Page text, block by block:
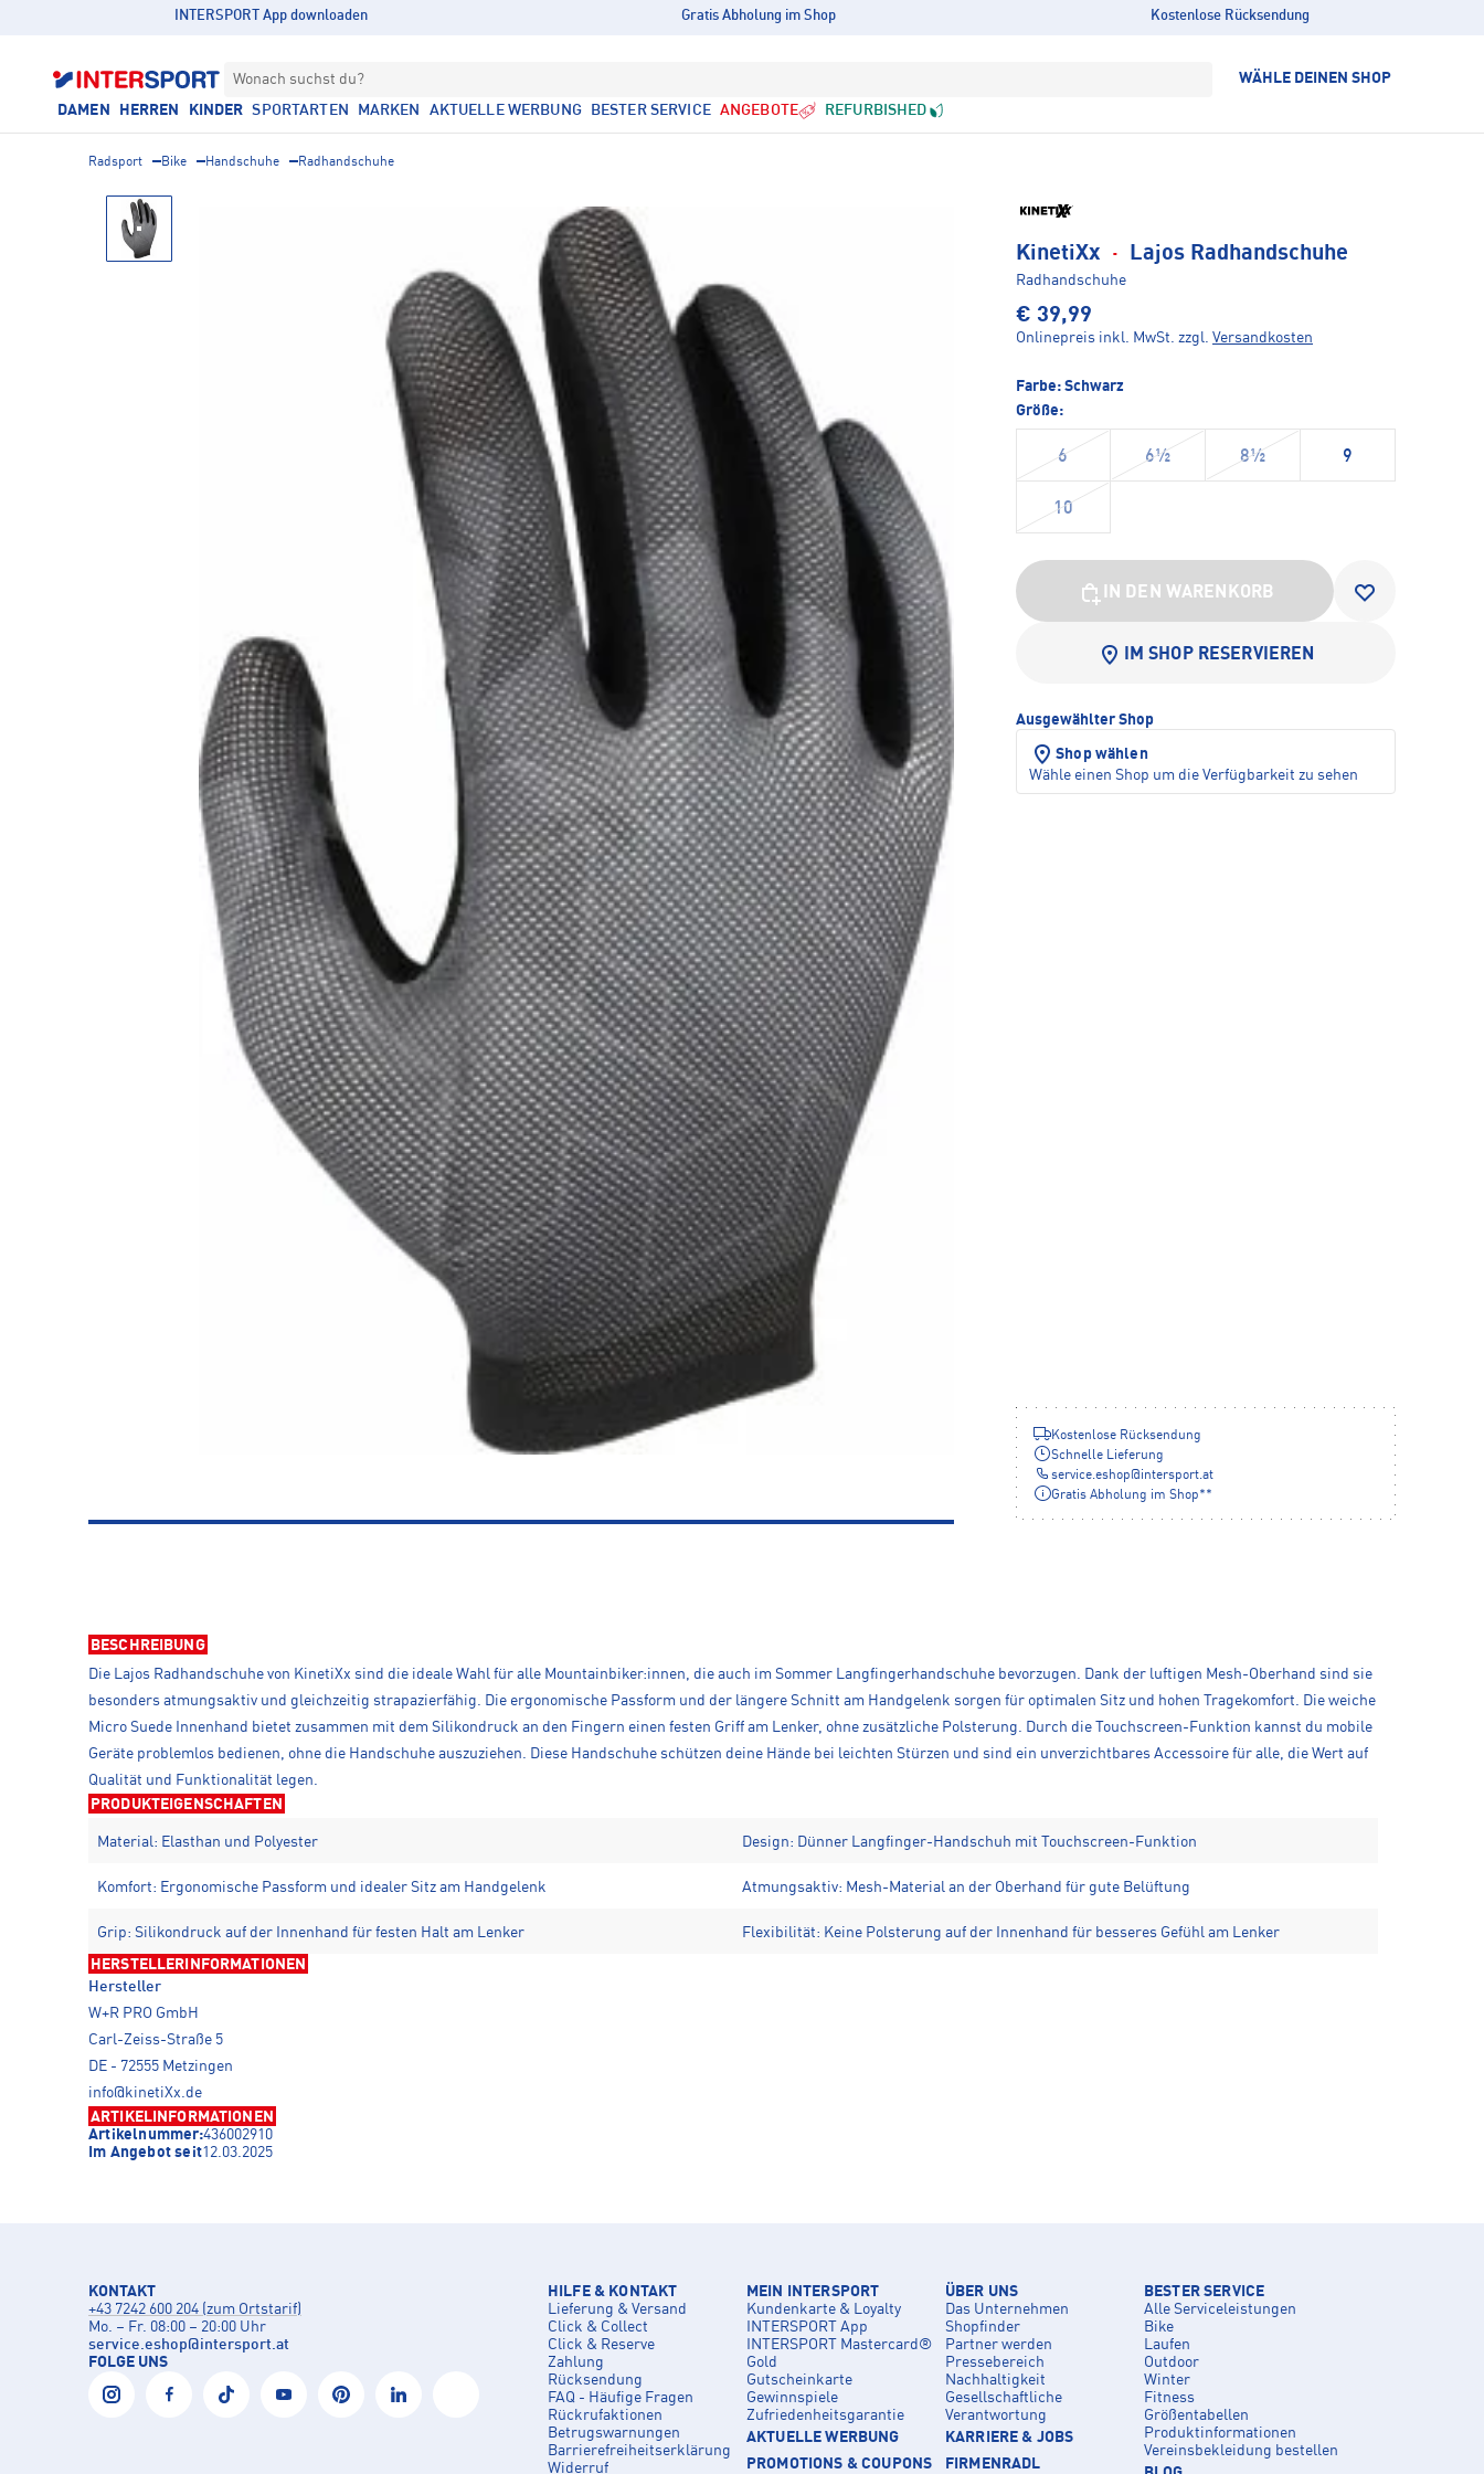
INTERSPORT App downloaden Gratis Abholung im Shop Kostenlose Rücksendung
Wonach suchst du? WÄHLE DEINEN SHOP
DAMEN HERREN KINDER SPORTARTEN MARKEN AKTUELLE WERBUNG BESTER SERVICE ANGEBOTE REFURBISHED
Radsport Bike Handschuhe Radhandschuhe
KinetiXx · Lajos Radhandschuhe
Radhandschuhe
€ 39,99
Onlinepreis inkl. MwSt. zzgl. Versandkosten
Farbe: Schwarz
Größe:
6 6½ 8½ 9
10
IN DEN WARENKORB
IM SHOP RESERVIEREN
Ausgewählter Shop
Shop wählen
Wähle einen Shop um die Verfügbarkeit zu sehen
Kostenlose Rücksendung
Schnelle Lieferung
service.eshop@intersport.at
Gratis Abholung im Shop**
BESCHREIBUNG
Die Lajos Radhandschuhe von KinetiXx sind die ideale Wahl für alle Mountainbiker:innen, die auch im Sommer Langfingerhandschuhe bevorzugen. Dank der luftigen Mesh-Oberhand sind sie
besonders atmungsaktiv und gleichzeitig strapazierfähig. Die ergonomische Passform und der längere Schnitt am Handgelenk sorgen für optimalen Sitz und hohen Tragekomfort. Die weiche
Micro Suede Innenhand bietet zusammen mit dem Silikondruck an den Fingern einen festen Griff am Lenker, ohne zusätzliche Polsterung. Durch die Touchscreen-Funktion kannst du mobile
Geräte problemlos bedienen, ohne die Handschuhe auszuziehen. Diese Handschuhe schützen deine Hände bei leichten Stürzen und sind ein unverzichtbares Accessoire für alle, die Wert auf
Qualität und Funktionalität legen.
PRODUKTEIGENSCHAFTEN
Material: Elasthan und Polyester Design: Dünner Langfinger-Handschuh mit Touchscreen-Funktion
Komfort: Ergonomische Passform und idealer Sitz am Handgelenk Atmungsaktiv: Mesh-Material an der Oberhand für gute Belüftung
Grip: Silikondruck auf der Innenhand für festen Halt am Lenker Flexibilität: Keine Polsterung auf der Innenhand für besseres Gefühl am Lenker
HERSTELLERINFORMATIONEN
Hersteller
W+R PRO GmbH
Carl-Zeiss-Straße 5
DE - 72555 Metzingen
info@kinetiXx.de
ARTIKELINFORMATIONEN
Artikelnummer:436002910
Im Angebot seit12.03.2025
KONTAKT
+43 7242 600 204 (zum Ortstarif)
Mo. – Fr. 08:00 – 20:00 Uhr
service.eshop@intersport.at
FOLGE UNS
HILFE & KONTAKT
Lieferung & Versand
Click & Collect
Click & Reserve
Zahlung
Rücksendung
FAQ - Häufige Fragen
Rückrufaktionen
Betrugswarnungen
Barrierefreiheitserklärung
Widerruf
MEIN INTERSPORT
Kundenkarte & Loyalty
INTERSPORT App
INTERSPORT Mastercard®
Gold
Gutscheinkarte
Gewinnspiele
Zufriedenheitsgarantie
AKTUELLE WERBUNG
PROMOTIONS & COUPONS
ÜBER UNS
Das Unternehmen
Shopfinder
Partner werden
Pressebereich
Nachhaltigkeit
Gesellschaftliche
Verantwortung
KARRIERE & JOBS
FIRMENRADL
BESTER SERVICE
Alle Serviceleistungen
Bike
Laufen
Outdoor
Winter
Fitness
Größentabellen
Produktinformationen
Vereinsbekleidung bestellen